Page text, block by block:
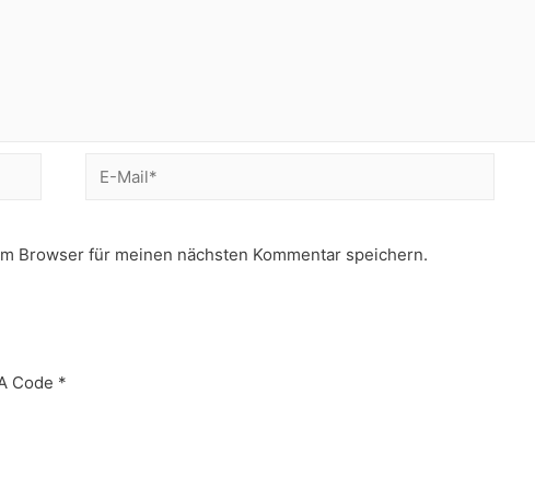
E-
Browser für meinen nächsten Kommentar speichern.
Code *